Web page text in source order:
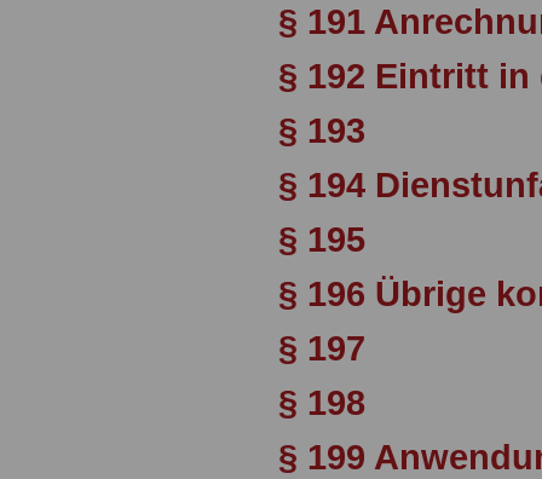
§ 191
§ 192 Eintritt
§ 193
§ 194
§ 195
§ 196 Übrige
§ 197
§ 198
§ 199